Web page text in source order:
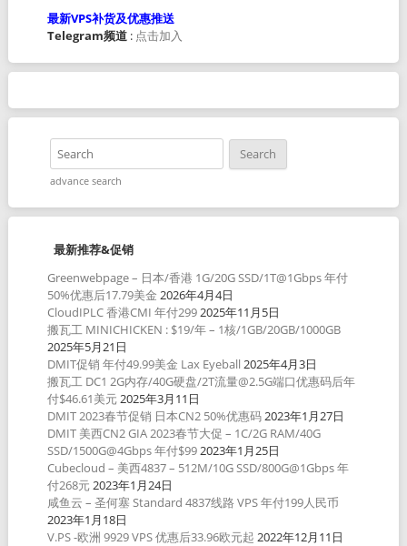
最新VPS补货及优惠推送
Telegram频道: 点击加入
advance search
最新推荐&促销
Greenwebpage – 日本/香港 1G/20G SSD/1T@1Gbps 年付
50%优惠后17.79美金 2026年4月4日
CloudIPLC 香港CMI 年付2992025年11月5日
搬瓦工 MINICHICKEN : $19/年 – 1核/1GB/20GB/1000GB
2025年5月21日
DMIT促销 年付49.99美金 Lax Eyeball 2025年4月3日
搬瓦工 DC1 2G内存/40G硬盘/2T流量@2.5G端口优惠码后年
付$46.61美元2025年3月11日
DMIT 2023春节促销 日本CN2 50%优惠码2023年1月27日
DMIT 美西CN2 GIA 2023春节大促 – 1C/2G RAM/40G
SSD/1500G@4Gbps 年付$992023年1月25日
Cubecloud – 美西4837 – 512M/10G SSD/800G@1Gbps 年
付268元2023年1月24日
咸鱼云 – 圣何塞 Standard 4837线路 VPS 年付199人民币
2023年1月18日
V.PS -欧洲 9929 VPS 优惠后33.96欧元起 2022年12月11日